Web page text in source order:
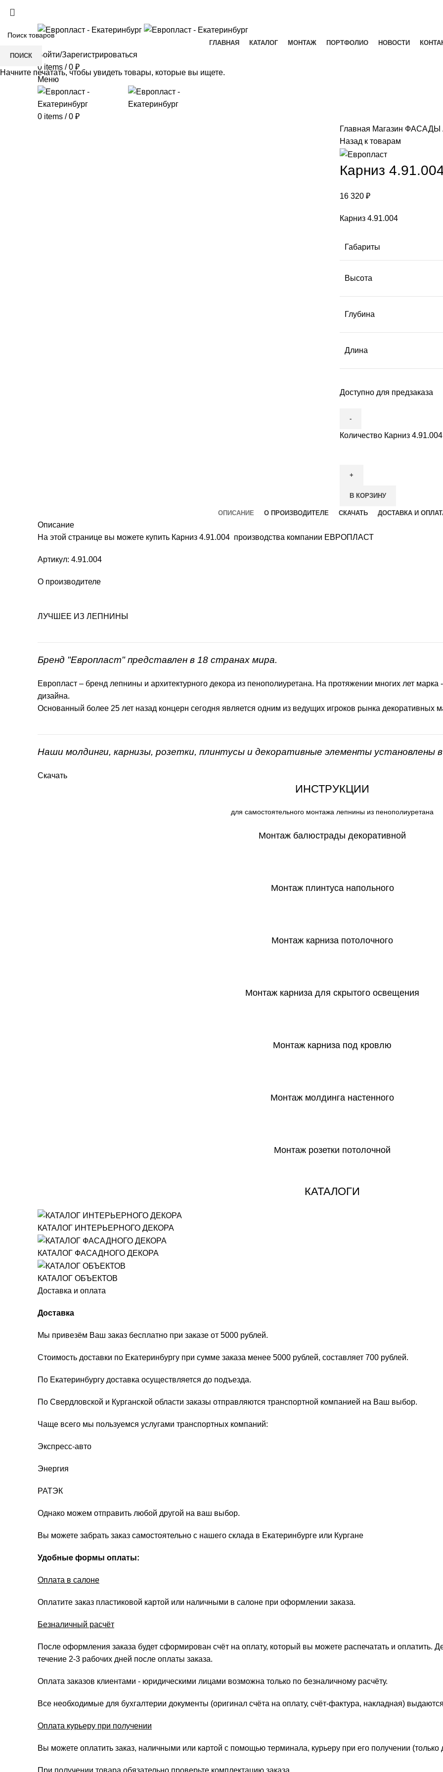
ГЛАВНАЯ КАТАЛОГ МОНТАЖ ПОРТФОЛИО НОВОСТИ
Войти/Зарегистрироваться
0 items / 0 ₽
Меню
0 items / 0 ₽
Главная Магазин ФАСАДЫ
Назад к товарам
Карниз
16 320 ₽
Карниз 4.91.004
Габариты
Высота
Глубина
Длина
Доступно для предзаказа
Количество Карниз 4.91.004
В КОРЗИНУ
ОПИСАНИЕ О ПРОИЗВОДИТЕЛЕ СКАЧАТЬ ДОСТАВКА И
Описание
На этой странице вы можете купить Карниз 4.91.004 производства компании ЕВРОПЛАСТ
Артикул: 4.91.004
О производителе
ЛУЧШЕЕ ИЗ ЛЕПНИНЫ
Бренд "Европласт" представлен в 18 странах мира.
Европласт – бренд лепнины и архитектурного декора из пенополиуретана. На протяжении многих лет марка
дизайна.
Основанный более 25 лет назад концерн сегодня является одним из ведущих игроков рынка декоративных
Наши молдинги, карнизы, розетки, плинтусы и декоративные элементы установлены
Скачать
ИНСТРУКЦИИ
для самостоятельного монтажа лепнины из пенополиуретана
Монтаж балюстрады декоративной
Монтаж плинтуса напольного
Монтаж карниза потолочного
Монтаж карниза для скрытого освещения
Монтаж карниза под кровлю
Монтаж молдинга настенного
Монтаж розетки потолочной
КАТАЛОГИ
КАТАЛОГ ИНТЕРЬЕРНОГО ДЕКОРА
КАТАЛОГ ФАСАДНОГО ДЕКОРА
КАТАЛОГ ОБЪЕКТОВ
Доставка и оплата
Доставка
Мы привезём Ваш заказ бесплатно при заказе от 5000 рублей.
Стоимость доставки по Екатеринбургу при сумме заказа менее 5000 рублей, составляет 700 рублей.
По Екатеринбургу доставка осуществляется до подъезда.
По Свердловской и Курганской области заказы отправляются транспортной компанией на Ваш выбор.
Чаще всего мы пользуемся услугами транспортных компаний:
Экспресс-авто
Энергия
РАТЭК
Однако можем отправить любой другой на ваш выбор.
Вы можете забрать заказ самостоятельно с нашего склада в Екатеринбурге или Кургане
Удобные формы оплаты:
Оплата в салоне
Оплатите заказ пластиковой картой или наличными в салоне при оформлении заказа.
Безналичный расчёт
После оформления заказа будет сформирован счёт на оплату, который вы можете распечатать и оплатить.
течение 2-3 рабочих дней после оплаты заказа.
Оплата заказов клиентами - юридическими лицами возможна только по безналичному расчёту.
Все необходимые для бухгалтерии документы (оригинал счёта на оплату, счёт-фактура, накладная)
Оплата курьеру при получении
Вы можете оплатить заказ, наличными или картой с помощью терминала, курьеру при его получении (только
ПОИСК
Начните печатать, чтобы увидеть товары, которые вы ищете.